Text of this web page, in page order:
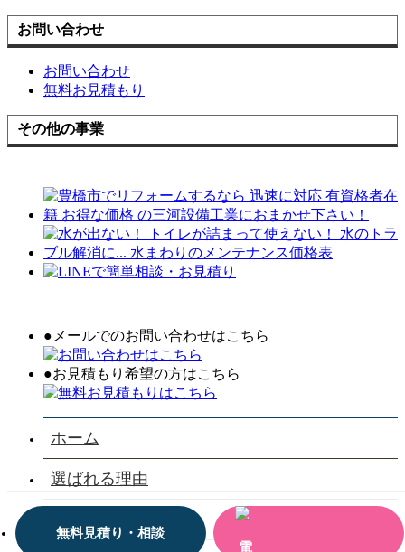
無料見積り・相談
お問い合わせ
お問い合わせ
無料お見積もり
その他の事業
●メールでのお問い合わせはこちら
●お見積もり希望の方はこちら
ホーム
選ばれる理由